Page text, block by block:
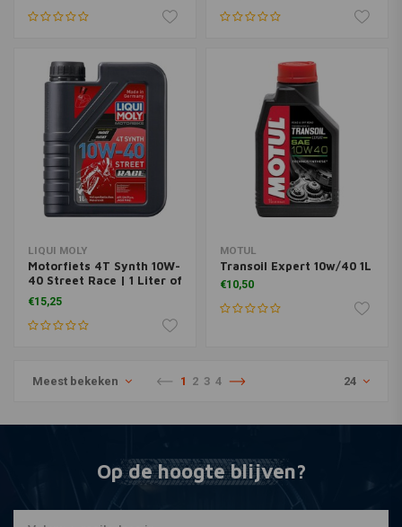
LIQUI MOLY
Motorfiets 4T Synth 10W-
40 Street Race | 1 Liter of
4 Liter
€15,25
MOTUL
Transoil Expert 10w/40 1L
€10,50
Meest bekeken 1 2 3 4 24
Op de hoogte blijven?